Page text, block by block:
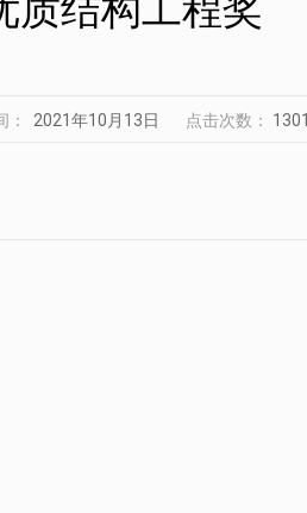
质结构工程奖
： 2021年10月13日 点击次数： 1301